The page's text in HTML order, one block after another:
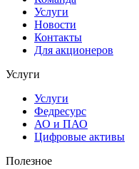
Услуги
Новости
Контакты
Для акционеров
Услуги
Услуги
Федресурс
АО и ПАО
Цифровые активы
Полезное